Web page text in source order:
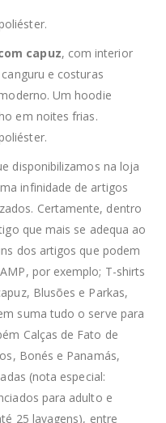
capuz, com interior
e costuras
Um hoodie
em noites frias.
disponibilizamos na loja
infinidade de artigos
Certamente, dentro
que mais se adequa ao
dos artigos que podem
por exemplo; T-shirts
Blusões e Parkas,
suma tudo o serve para
Calças de Fato de
Bonés e Panamás,
(nota especial:
para adulto e
25 lavagens), entre